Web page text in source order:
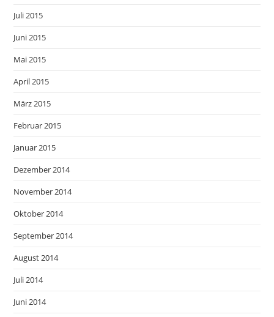
Juli 2015
Juni 2015
Mai 2015
April 2015
März 2015
Februar 2015
Januar 2015
Dezember 2014
November 2014
Oktober 2014
September 2014
August 2014
Juli 2014
Juni 2014